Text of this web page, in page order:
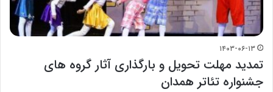
۱۴۰۳-۰۶-۱۳
تمدید مهلت تحویل و بارگذاری آثار گروه های
جشنواره تئاتر همدان